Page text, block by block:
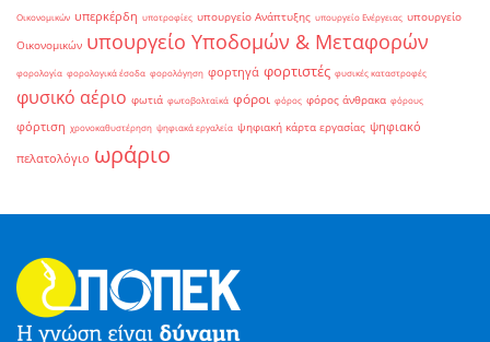
Οικονομικών υπερκέρδη υποτροφίες υπουργείο Ανάπτυξης υπουργείο Ενέργειας υπουργείο
Οικονομικών υπουργείο Υποδομών & Μεταφορών
φορολογία φορολογικά έσοδα φορολόγηση φορτηγά φορτιστές φυσικές καταστροφές
φυσικό αέριο φωτιά φωτοβολταϊκά φόροι φόρος φόρος άνθρακα φόρους
φόρτιση χρονοκαθυστέρηση ψηφιακά εργαλεία ψηφιακή κάρτα εργασίας ψηφιακό
πελατολόγιο ωράριο